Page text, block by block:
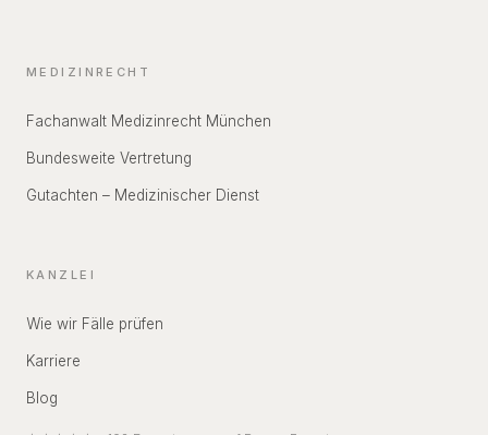
MEDIZINRECHT
Fachanwalt Medizinrecht München
Bundesweite Vertretung
Gutachten – Medizinischer Dienst
KANZLEI
Wie wir Fälle prüfen
Karriere
Blog